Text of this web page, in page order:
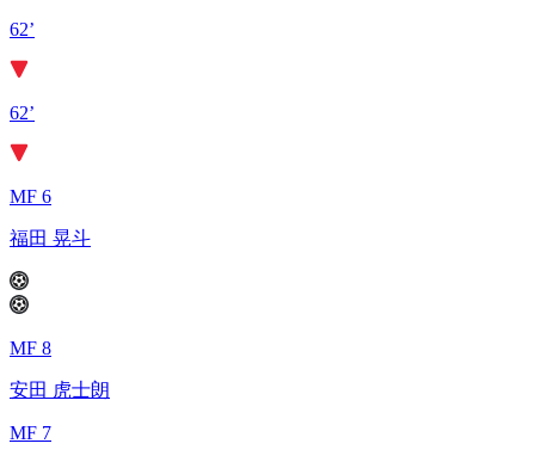
62’
62’
MF 6
福田 晃斗
MF 8
安田 虎士朗
MF 7